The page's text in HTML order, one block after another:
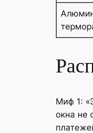
Миф 1:
окна не